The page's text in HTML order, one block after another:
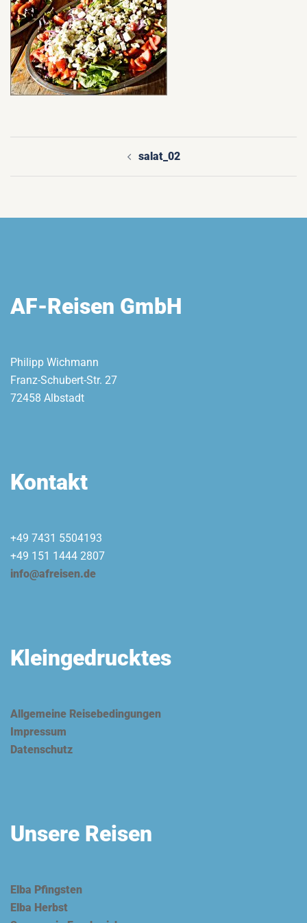
Beitragsnavigation
salat_02
AF-Reisen GmbH
Philipp Wichmann
Franz-Schubert-Str. 27
72458 Albstadt
Kontakt
+49 7431 5504193
+49 151 1444 2807
info@afreisen.de
Kleingedrucktes
Allgemeine Reisebedingungen
Impressum
Datenschutz
Unsere Reisen
Elba Pfingsten
Elba Herbst